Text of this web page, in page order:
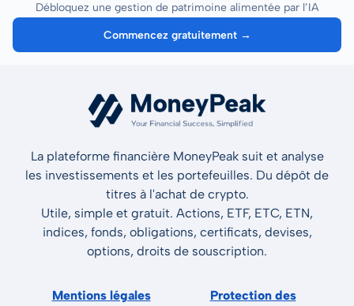
Débloquez une gestion de patrimoine alimentée par l’IA
Commencez gratuitement →
La plateforme financière MoneyPeak suit et analyse
les investissements et les portefeuilles. Du dépôt de
titres à l'achat de crypto.
Utile, simple et gratuit. Actions, ETF, ETC, ETN,
indices, fonds, obligations, certificats, devises,
options, droits de souscription.
Mentions légales
Protection des